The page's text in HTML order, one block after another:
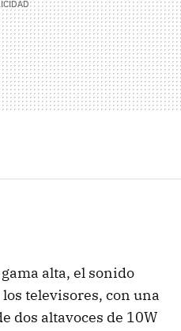
alta, el sonido
televisores, con una
dos altavoces de 10W